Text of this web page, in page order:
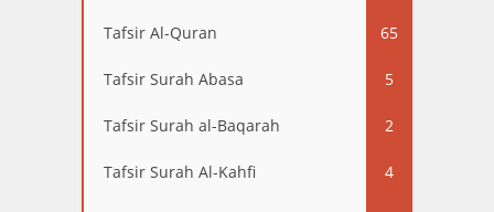
Tafsir Al-Quran 65
Tafsir Surah Abasa 5
Tafsir Surah al-Baqarah 2
Tafsir Surah Al-Kahfi 4